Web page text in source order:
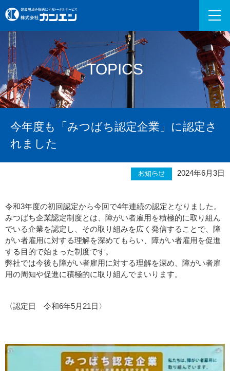
TOPICS
今年度も「みつばち認定企業」に認定さ
れました
2024年6月3日
令和3年度の初回認定から今回で4年連続の認定となりました。
みつばち企業認定制度とは、障がい者雇用を積極的に取り組ん
でいる企業を認定し、その取り組みを広く発信することで、障
がい者雇用に対する理解を深めてもらい、障がい者雇用を促進
する目的で始まった制度です。
弊社では今後も障がい者雇用に対する理解を深め、障がい者雇
用の周知や促進に積極的に取り組んでまいります。
〈認定日 令和6年5月21日〉